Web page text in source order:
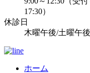
17:30）
休診日
木曜午後/土曜午
ホーム